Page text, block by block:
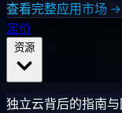
查看完整应用市场 →
定价
独立云背后的指南与